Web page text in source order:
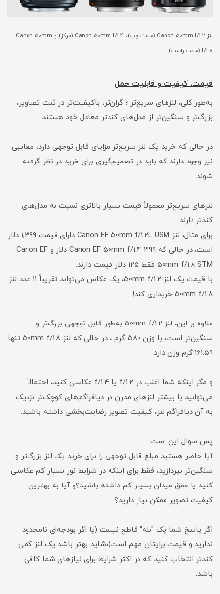
لنز Canon 50mm f/1.2 (سمت چپ)، Canon 50mm f/1.4 (مرکز) و Canon 50mm
f/1.8 (سمت راست).
قیمت، کیفیت و قابلیت حمل
به‌طور کلی، لنزهای سریع‌تر ؛ گران‌تر، باکیفیت‌تر در ثبت تصاویر،
بزرگ‌تر و سنگین‌تر از مدل‌های کندتر معادل خود هستند.
در حالی که خرید یک لنز سریع‌تر مزایای قابل توجهی دارد، معایبی
نیز وجود دارند که باید در تصمیم‌گیری برای خرید در نظر گرفته
شوند.
لنزهای سریع‌تر معمولاً قیمت بسیار بالاتری نسبت به مدل‌های
کندتر دارند.
برای مثال، لنز Canon EF 50mm f/1.2L USM دارای قیمت ۱,۳۹۹ دلار
است، در حالی که Canon EF 50mm f/1.4 ۳۹۹ دلار و Canon EF
50mm f/1.8 STM فقط ۱۲۵ دلار قیمت دارند.
با قیمت یک لنز 50mm f/1.2، یک عکاس می‌تواند تقریباً ۱۱ عدد لنز
50mm f/1.8 خریداری کند!
علاوه بر این، لنز 50mm f/1.2 به‌طور قابل توجهی بزرگ‌تر و
سنگین‌تر است، با وزن ۵۸۰ گرم ، در حالی که لنز 50mm f/1.8 تنها
۱۶۱.۵۹ گرم وزن دارد.
و مگر اینکه شما اغلب در f/1.2 یا f/1.4 عکاسی کنید، احتمالاً
می‌توانید با بیشتر لنزهای مدرن در دیافراگم‌های کوچک‌تر نزدیک
به آن دیافراگم لنز، کیفیت تصویر رضایت‌بخشی داشته باشید.
پس سوال این است:
آیا حاضر هستید مبلغ قابل توجهی را برای خرید یک لنز بزرگ‌تر و
سنگین‌تر بپردازید، فقط برای اینکه در شرایط نور بسیار کم عکاسی
کنید یا عمق میدان بسیار کم داشته باشید؟و آیا به بهترین
کیفیت تصویر ممکن نیاز دارید؟
اگر پاسخ شما یک "بله" قاطع نیست (یا اگر بودجه‌ای نامحدود
ندارید و قیمت برایتان مهم است)،شاید بهتر باشد یک لنز کمی
کندتر انتخاب کنید که در اکثر شرایط برای نیازهای شما کافی
باشد.